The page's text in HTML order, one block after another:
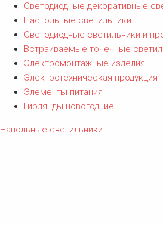
Светодиодные декоративные
Настольные светильники
Светодиодные светильники и
Встраиваемые точечные
Электромонтажные изделия
Электротехническая продукция
Элементы питания
Гирлянды новогодние
Напольные светильники